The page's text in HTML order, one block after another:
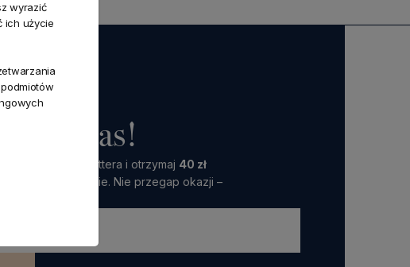
do nas!
naszego Newslettera i otrzymaj 40 zł
zamówienie. Nie przegap okazji –
wyrazić
ich użycie